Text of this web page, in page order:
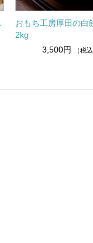
おもち工房厚田の白
2kg
3,500円
（税